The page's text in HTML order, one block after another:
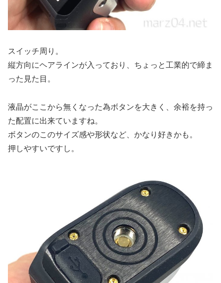
スイッチ周り。
縦方向にヘアラインが入っており、ちょっと工業的で締ま
った見た目。
液晶がここから無くなった為ボタンを大きく、余裕を持っ
た配置に出来ていますね。
ボタンのこのサイズ感や形状など、かなり好きかも。
押しやすいですし。